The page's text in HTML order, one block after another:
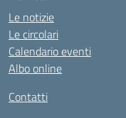
Le notizie
Le circolari
Calendario eventi
Albo online
Contatti